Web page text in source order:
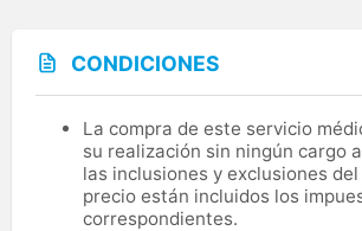
CONDICIONES
La compra de este servicio
su realización sin ningún cargo
las inclusiones y exclusiones del
precio están incluidos los
correspondientes.